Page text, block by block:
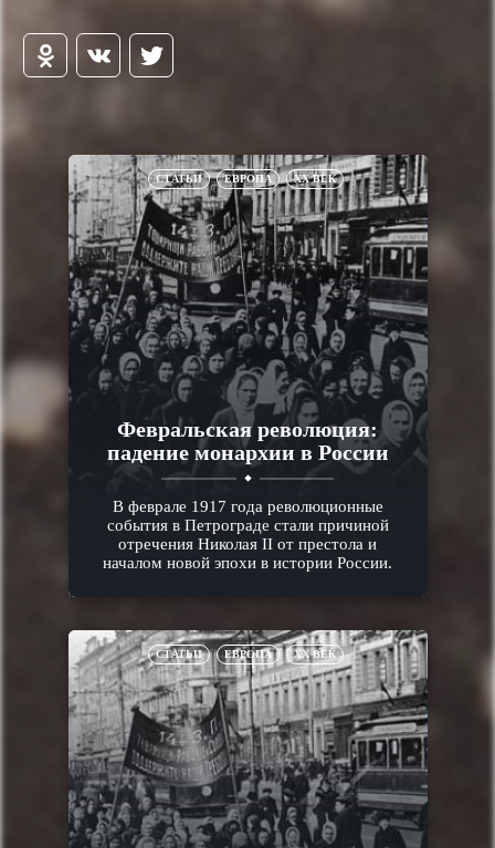
СТАТЬИ ЕВРОПА XX ВЕК
Февральская революция:
падение монархии в России
В феврале 1917 года революционные
события в Петрограде стали причиной
отречения Николая II от престола и
началом новой эпохи в истории России.
СТАТЬИ ЕВРОПА XX ВЕК